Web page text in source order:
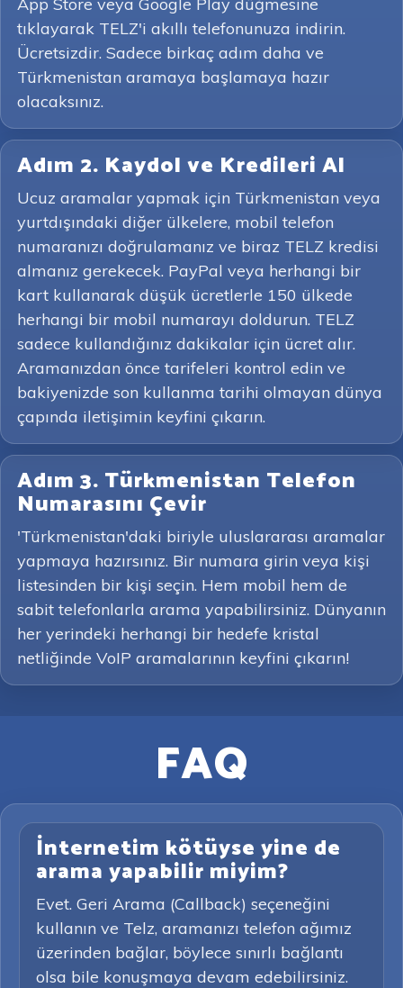
tıklayarak TELZ'i akıllı telefonunuza indirin.
Ücretsizdir. Sadece birkaç adım daha ve
Türkmenistan aramaya başlamaya hazır
olacaksınız.
Adım 2. Kaydol ve Kredileri Al
Ucuz aramalar yapmak için Türkmenistan veya
yurtdışındaki diğer ülkelere, mobil telefon
numaranızı doğrulamanız ve biraz TELZ kredisi
almanız gerekecek. PayPal veya herhangi bir
kart kullanarak düşük ücretlerle 150 ülkede
herhangi bir mobil numarayı doldurun. TELZ
sadece kullandığınız dakikalar için ücret alır.
Aramanızdan önce tarifeleri kontrol edin ve
bakiyenizde son kullanma tarihi olmayan dünya
çapında iletişimin keyfini çıkarın.
Adım 3. Türkmenistan Telefon
Numarasını Çevir
'Türkmenistan'daki biriyle uluslararası aramalar
yapmaya hazırsınız. Bir numara girin veya kişi
listesinden bir kişi seçin. Hem mobil hem de
sabit telefonlarla arama yapabilirsiniz. Dünyanın
her yerindeki herhangi bir hedefe kristal
netliğinde VoIP aramalarının keyfini çıkarın!
FAQ
İnternetim kötüyse yine de
arama yapabilir miyim?
Evet. Geri Arama (Callback) seçeneğini
kullanın ve Telz, aramanızı telefon ağımız
üzerinden bağlar, böylece sınırlı bağlantı
olsa bile konuşmaya devam edebilirsiniz.